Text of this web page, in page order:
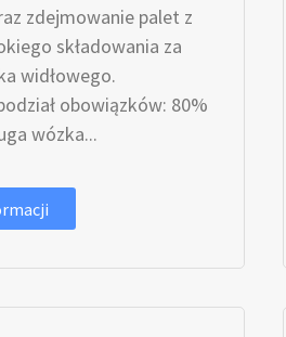
zdejmowanie palet z
składowania za
widłowego.
obowiązków: 80%
wózka...